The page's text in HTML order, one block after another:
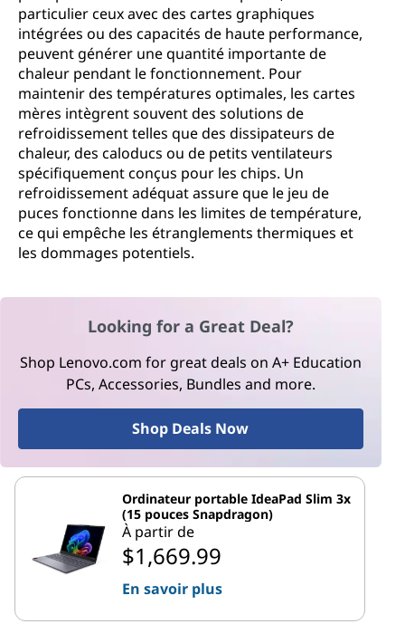
particulier ceux avec des cartes graphiques
intégrées ou des capacités de haute performance,
peuvent générer une quantité importante de
chaleur pendant le fonctionnement. Pour
maintenir des températures optimales, les cartes
mères intègrent souvent des solutions de
refroidissement telles que des dissipateurs de
chaleur, des caloducs ou de petits ventilateurs
spécifiquement conçus pour les chips. Un
refroidissement adéquat assure que le jeu de
puces fonctionne dans les limites de température,
ce qui empêche les étranglements thermiques et
les dommages potentiels.
Looking for a Great Deal?
Shop Lenovo.com for great deals on A+ Education
PCs, Accessories, Bundles and more.
Shop Deals Now
Ordinateur portable IdeaPad Slim 3x
(15 pouces Snapdragon)
À partir de
$1,669.99
En savoir plus